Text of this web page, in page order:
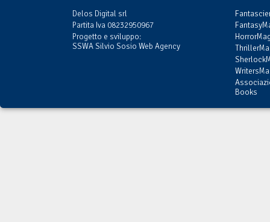
Delos Digital srl
Partita Iva 08232950967
Progetto e sviluppo:
SSWA Silvio Sosio Web Agency
Books